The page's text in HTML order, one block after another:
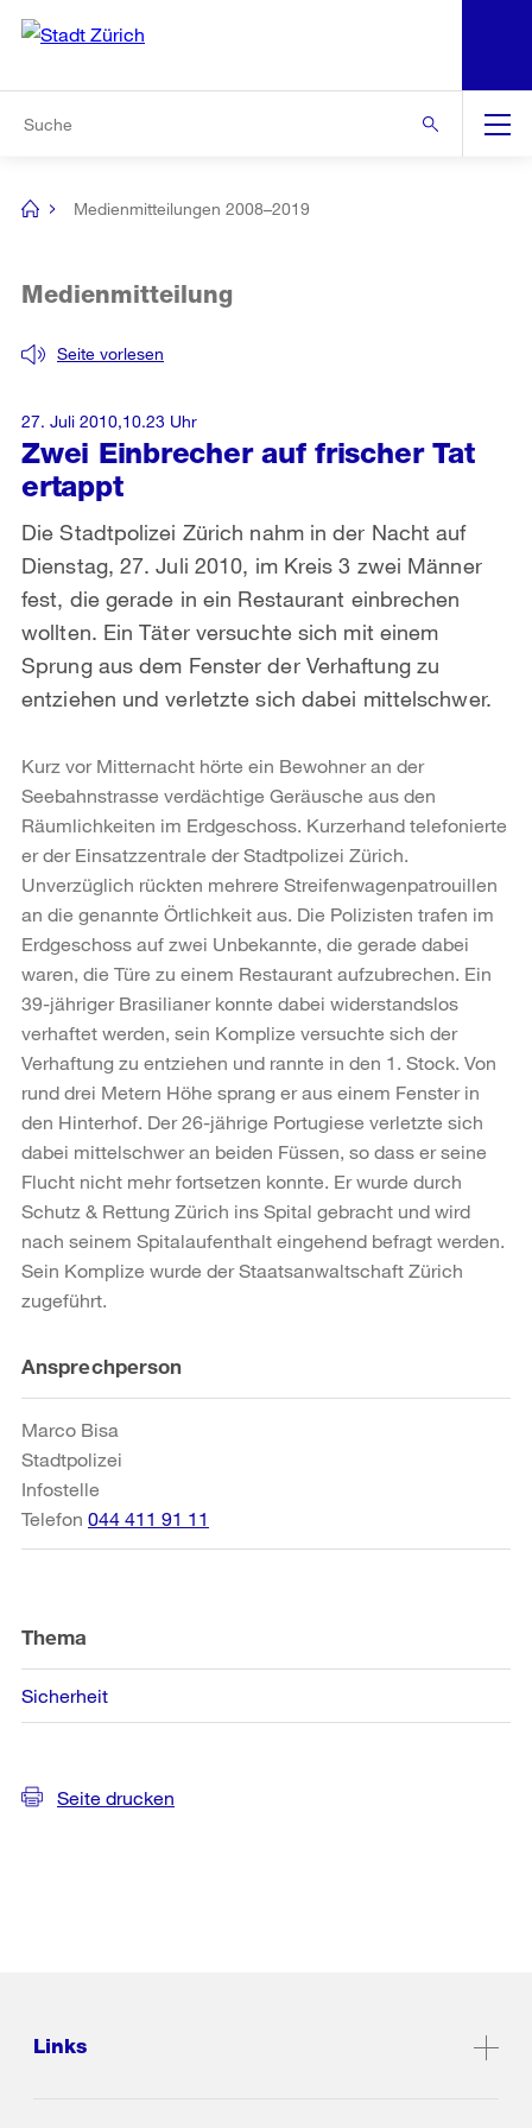
Navigation
[no
Medienmitteilungen 2008–2019
Zwei Einbrecher auf frischer Tat
ertappt
Seite vorlesen
Medienmitteilung
Die Stadtpolizei Zürich nahm in der Nacht auf
Dienstag, 27. Juli 2010, im Kreis 3 zwei Männer
fest, die gerade in ein Restaurant einbrechen
wollten. Ein Täter versuchte sich mit einem
Sprung aus dem Fenster der Verhaftung zu
entziehen und verletzte sich dabei mittelschwer.
27. Juli 2010,10.23 Uhr
Kurz vor Mitternacht hörte ein Bewohner an der
Seebahnstrasse verdächtige Geräusche aus den
Räumlichkeiten im Erdgeschoss. Kurzerhand telefonierte
er der Einsatzzentrale der Stadtpolizei Zürich.
Unverzüglich rückten mehrere Streifenwagenpatrouillen
an die genannte Örtlichkeit aus. Die Polizisten trafen im
Erdgeschoss auf zwei Unbekannte, die gerade dabei
waren, die Türe zu einem Restaurant aufzubrechen. Ein
39-jähriger Brasilianer konnte dabei widerstandslos
verhaftet werden, sein Komplize versuchte sich der
Verhaftung zu entziehen und rannte in den 1. Stock. Von
rund drei Metern Höhe sprang er aus einem Fenster in
den Hinterhof. Der 26-jährige Portugiese verletzte sich
dabei mittelschwer an beiden Füssen, so dass er seine
Flucht nicht mehr fortsetzen konnte. Er wurde durch
Schutz & Rettung Zürich ins Spital gebracht und wird
nach seinem Spitalaufenthalt eingehend befragt werden.
Sein Komplize wurde der Staatsanwaltschaft Zürich
zugeführt.
Weitere
Informationen
Ansprechperson
Marco Bisa
Stadtpolizei
Infostelle
Telefon 044 411 91 11
Thema
Sicherheit
Seite drucken
Links